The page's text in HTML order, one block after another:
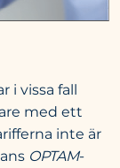
i vissa fall
med ett
inte är
OPTAM-